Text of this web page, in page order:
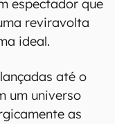
espectador que
reviravolta
ideal.
até o
um universo
as